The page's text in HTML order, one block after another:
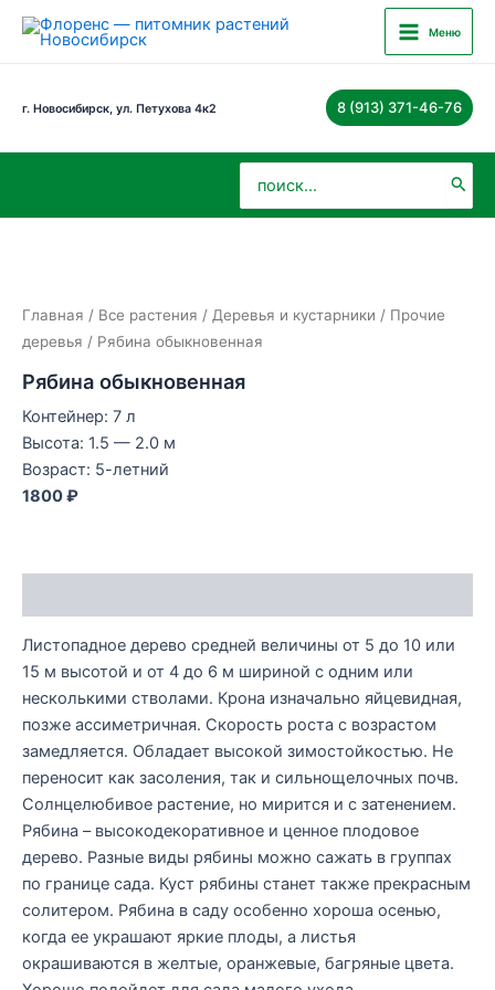
Перейти
Main
Menu
Меню
г. Новосибирск, ул. Петухова 4к2 8 (913) 371-46-76
Главная / Все растения / Деревья и кустарники / Прочие
деревья / Рябина обыкновенная
Рябина обыкновенная
Контейнер: 7 л
Высота: 1.5 — 2.0 м
Возраст: 5-летний
1800 ₽
Листопадное дерево средней величины от 5 до 10 или
15 м высотой и от 4 до 6 м шириной с одним или
несколькими стволами. Крона изначально яйцевидная,
позже ассиметричная. Скорость роста с возрастом
замедляется. Обладает высокой зимостойкостью. Не
переносит как засоления, так и сильнощелочных почв.
Солнцелюбивое растение, но мирится и с затенением.
Рябина – высокодекоративное и ценное плодовое
дерево. Разные виды рябины можно сажать в группах
по границе сада. Куст рябины станет также прекрасным
солитером. Рябина в саду особенно хороша осенью,
когда ее украшают яркие плоды, а листья
окрашиваются в желтые, оранжевые, багряные цвета.